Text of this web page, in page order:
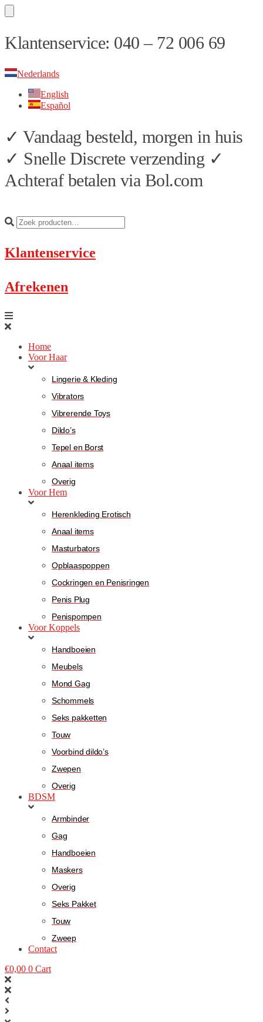
Skip
to
Skip
to
Klantenservice: 040 – 72 006 69
Nederlands
English
Español
✓ Vandaag besteld, morgen in huis
✓ Snelle Discrete verzending ✓
Achteraf betalen via Bol.com
Klantenservice
Afrekenen
Home
Voor Haar
Lingerie & Kleding
Vibrators
Vibrerende Toys
Dildo’s
Tepel en Borst
Anaal items
Overig
Voor Hem
Herenkleding Erotisch
Anaal items
Masturbators
Opblaaspoppen
Cockringen en Penisringen
Penis Plug
Penispompen
Voor Koppels
Handboeien
Meubels
Mond Gag
Schommels
Seks pakketten
Touw
Voorbind dildo’s
Zwepen
Overig
BDSM
Armbinder
Gag
Handboeien
Maskers
Overig
Seks Pakket
Touw
Zweep
Contact
€0,00 0 Cart